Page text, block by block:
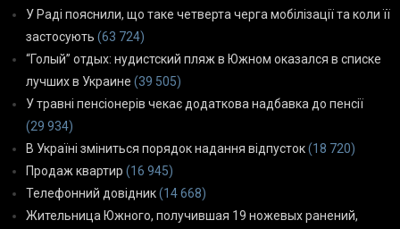
У Раді пояснили, що таке четверта черга мобілізації та коли її
застосують (63 724)
“Голый” отдых: нудистский пляж в Южном оказался в списке
лучших в Украине (39 505)
У травні пенсіонерів чекає додаткова надбавка до пенсії
(29 934)
В Україні зміниться порядок надання відпусток(18 720)
Продаж квартир (16 945)
Телефонний довідник(14 668)
Жительница Южного, получившая 19 ножевых ранений,